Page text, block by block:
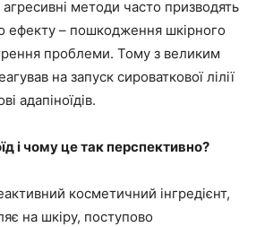
методи часто призводять
ефекту – пошкодження шкірного
проблеми. Тому з великим
на запуск сироваткової лілії
адапіноїдів.
і чому це так перспективно?
косметичний інгредієнт,
на шкіру, поступово